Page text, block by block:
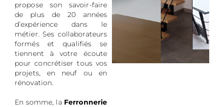
propose son savoir-faire
de plus de 20 années
d’expérience dans le
métier. Ses collaborateurs
formés et qualifiés se
tiennent à votre écoute
pour concrétiser tous vos
projets, en neuf ou en
rénovation.
En somme, la Ferronnerie